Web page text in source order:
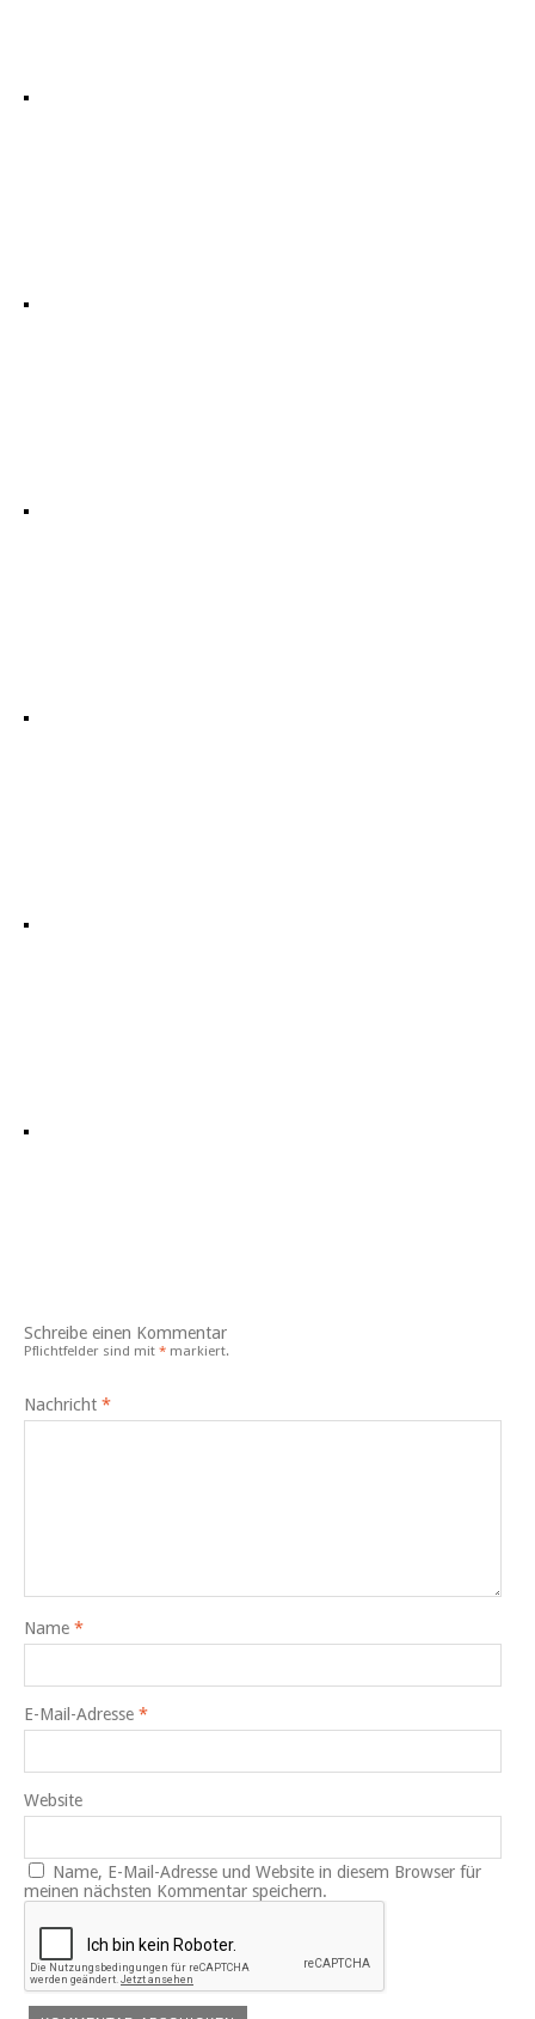
Schreibe einen Kommentar
Pflichtfelder sind mit * markiert.
Nachricht *
Name *
E-Mail-Adresse *
Website
Name, E-Mail-Adresse und Website in diesem Browser für
meinen nächsten Kommentar speichern.